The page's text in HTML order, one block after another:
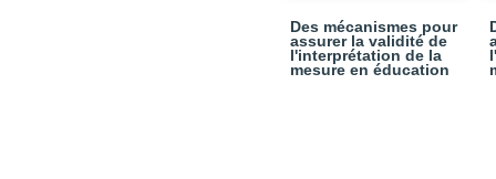
Des mécanismes pour
assurer la validité de
l'interprétation de la
mesure en éducation